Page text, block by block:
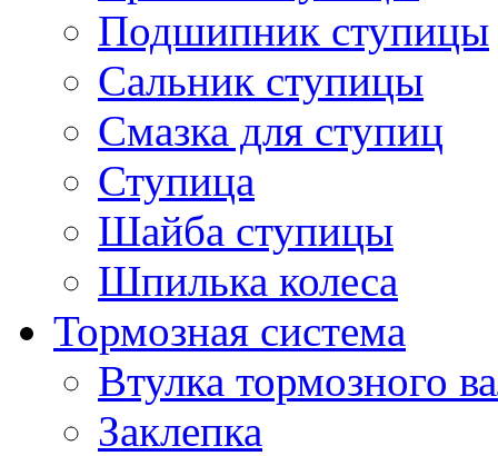
Подшипник ступицы
Сальник ступицы
Смазка для ступиц
Ступица
Шайба ступицы
Шпилька колеса
Тормозная система
Втулка тормозного
Заклепка